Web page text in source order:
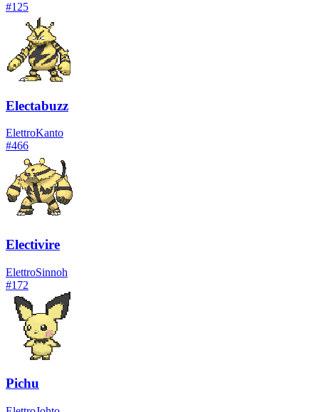
#125
Electabuzz
ElettroKanto
#466
Electivire
ElettroSinnoh
#172
Pichu